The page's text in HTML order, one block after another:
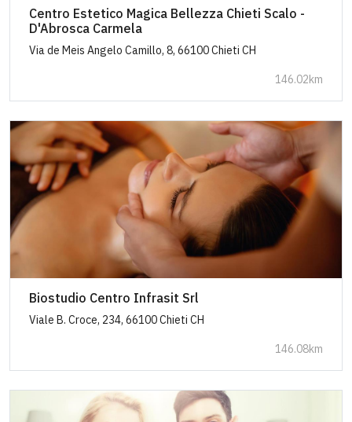
Centro Estetico Magica Bellezza Chieti Scalo -
D'Abrosca Carmela
Via de Meis Angelo Camillo, 8, 66100 Chieti CH
146.02km
Biostudio Centro Infrasit Srl
Viale B. Croce, 234, 66100 Chieti CH
146.08km